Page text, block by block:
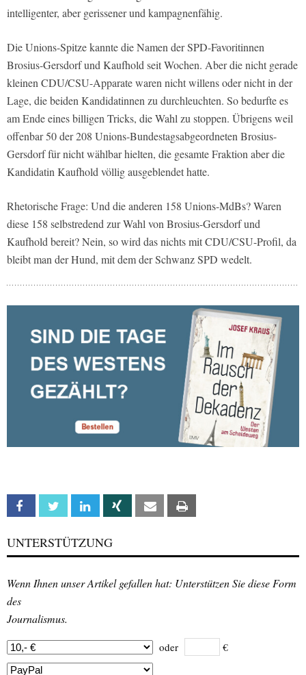
intelligenter, aber gerissener und kampagnenfähig.
Die Unions-Spitze kannte die Namen der SPD-Favoritinnen
Brosius-Gersdorf und Kaufhold seit Wochen. Aber die nicht gerade
kleinen CDU/CSU-Apparate waren nicht willens oder nicht in der
Lage, die beiden Kandidatinnen zu durchleuchten. So bedurfte es
am Ende eines billigen Tricks, die Wahl zu stoppen. Übrigens weil
offenbar 50 der 208 Unions-Bundestagsabgeordneten Brosius-
Gersdorf für nicht wählbar hielten, die gesamte Fraktion aber die
Kandidatin Kaufhold völlig ausgeblendet hatte.
Rhetorische Frage: Und die anderen 158 Unions-MdBs? Waren
diese 158 selbstredend zur Wahl von Brosius-Gersdorf und
Kaufhold bereit? Nein, so wird das nichts mit CDU/CSU-Profil, da
bleibt man der Hund, mit dem der Schwanz SPD wedelt.
Facebook Twitter Linkedin Xing Email
UNTERSTÜTZUNG
Wenn Ihnen unser Artikel gefallen hat: Unterstützen Sie diese Form
des
Journalismus.
oder €